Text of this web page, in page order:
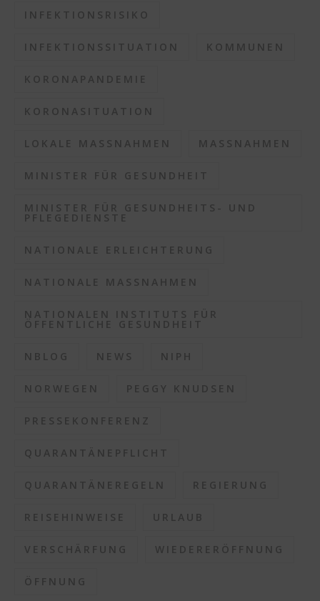
INFEKTIONSRISIKO
INFEKTIONSSITUATION KOMMUNEN
KORONAPANDEMIE
KORONASITUATION
LOKALE MASSNAHMEN MASSNAHMEN
MINISTER FÜR GESUNDHEIT
MINISTER FÜR GESUNDHEITS- UND
PFLEGEDIENSTE
NATIONALE ERLEICHTERUNG
NATIONALE MASSNAHMEN
NATIONALEN INSTITUTS FÜR
ÖFFENTLICHE GESUNDHEIT
NBLOG NEWS NIPH
NORWEGEN PEGGY KNUDSEN
PRESSEKONFERENZ
QUARANTÄNEPFLICHT
QUARANTÄNEREGELN REGIERUNG
REISEHINWEISE URLAUB
VERSCHÄRFUNG WIEDERERÖFFNUNG
ÖFFNUNG